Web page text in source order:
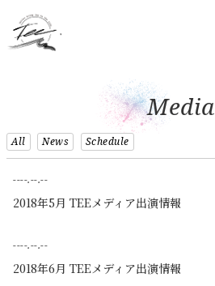
Media
All News Schedule
----.--.--
2018年5月 TEEメディア出演情報
----.--.--
2018年6月 TEEメディア出演情報